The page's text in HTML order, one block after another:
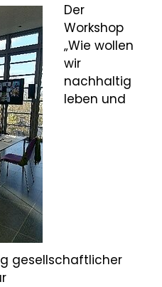
Der
Workshop
„Wie wollen
wir
nachhaltig
leben und
gesellschaftlicher